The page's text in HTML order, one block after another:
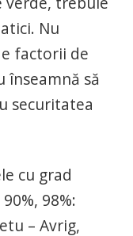
Nu
factorii de
înseamnă să
securitatea
cu grad
98%:
– Avrig,